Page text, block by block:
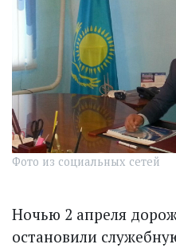
Фото из социальных сетей
Ночью 2 апреля
остановили